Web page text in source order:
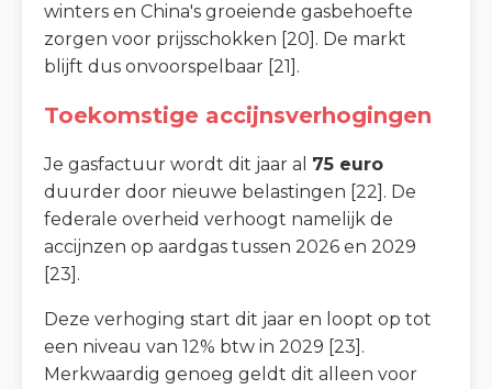
winters en China's groeiende gasbehoefte
zorgen voor prijsschokken [20]. De markt
blijft dus onvoorspelbaar [21].
Toekomstige accijnsverhogingen
Je gasfactuur wordt dit jaar al 75 euro
duurder door nieuwe belastingen [22]. De
federale overheid verhoogt namelijk de
accijnzen op aardgas tussen 2026 en 2029
[23].
Deze verhoging start dit jaar en loopt op tot
een niveau van 12% btw in 2029 [23].
Merkwaardig genoeg geldt dit alleen voor